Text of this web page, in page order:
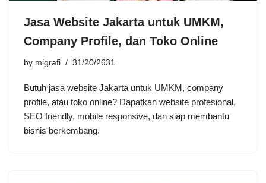
Jasa Website Jakarta untuk UMKM,
Company Profile, dan Toko Online
by migrafi 31/20/2631
Butuh jasa website Jakarta untuk UMKM, company
profile, atau toko online? Dapatkan website profesional,
SEO friendly, mobile responsive, dan siap membantu
bisnis berkembang.